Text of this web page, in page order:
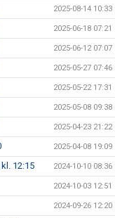
2025-08-14 10:33
2025-06-18 07:21
2025-06-12 07:07
2025-05-27 07:46
2025-05-22 17:31
2025-05-08 09:38
2025-04-23 21:22
2025-04-08 19:09
12:15 2024-10-10 08:36
2024-10-03 12:51
2024-09-26 12:20